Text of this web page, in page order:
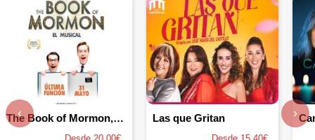
The Book of Mormon, el musical Las que Gritan
‹ ›